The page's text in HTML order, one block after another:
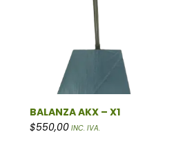
$14,75 hasta $44,71
BALANZA AKX – X1
$550,00 INC. IVA.